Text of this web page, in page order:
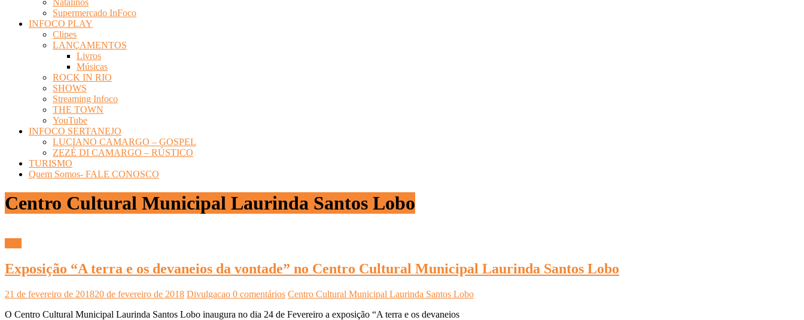
Natalinos
Supermercado InFoco
INFOCO PLAY
Clipes
LANÇAMENTOS
Livros
Músicas
ROCK IN RIO
SHOWS
Streaming Infoco
THE TOWN
YouTube
INFOCO SERTANEJO
LUCIANO CAMARGO – GOSPEL
ZEZÉ DI CAMARGO – RÚSTICO
TURISMO
Quem Somos- FALE CONOSCO
Centro Cultural Municipal Laurinda Santos Lobo
Exposição “A terra e os devaneios da vontade” no Centro Cultural Municipal Laurinda Santos Lobo
21 de fevereiro de 201820 de fevereiro de 2018 Divulgacao 0 comentários Centro Cultural Municipal Laurinda Santos Lobo
O Centro Cultural Municipal Laurinda Santos Lobo inaugura no dia 24 de Fevereiro a exposição “A terra e os devaneios